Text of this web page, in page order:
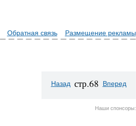
Обратная связь Размещение рекламы
Назад стр.68 Вперед
Наши спонсоры: